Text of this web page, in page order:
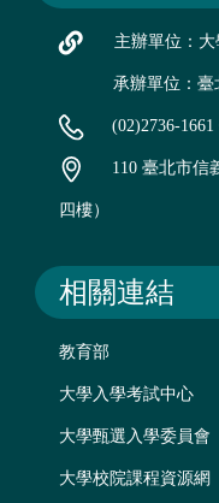
主辦單位：
承辦單位：臺
(02)2736-
110 臺北市信
四樓）
相關連結
教育部
大學入學考試中心
大學甄選入學委員會
大學校院課程資源網